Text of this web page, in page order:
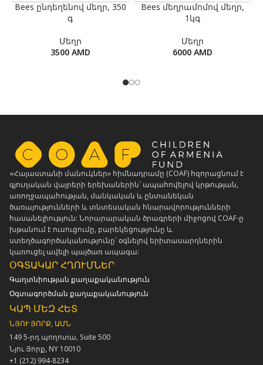
Bees ընդեղենով մեղր, 350
գ
Մեղր
3500 AMD
Bees մեղրամոմով մեղր,
1կգ
Մեղր
6000 AMD
«Հայաստանի մանուկներ» հիմնադրամը (COAF) հզորացնում է
գյուղական վայրերի երեխաներին՝ ապահովելով կրթության,
առողջապահության, մանկական և ընտանեկան
ծառայությունների և տնտեսական հնարավորությունների
հասանելիություն: Նորարարական ծրագրերի միջոցով COAF-ը
խթանում է ուսուցումը, բարեկեցությունը և
ստեղծագործականությունը՝ օգնելով երիտասարդներին
կառուցել ավելի պայծառ ապագա:
ՕԳՏԱԿԱՐ ՀՂՈՒՄՆԵՐ
Գաղտնիության քաղաքականություն
Օգտագործման քաղաքականություն
ԿԱՊ ՄԵԶ ՀԵՏ
ՆՅՈՒ ՅՈՐՔ, ԱՄՆ
149 5-րդ պողոտա, Suite 500
Նյու Յորք, NY 10010
+1 (212) 994-8234